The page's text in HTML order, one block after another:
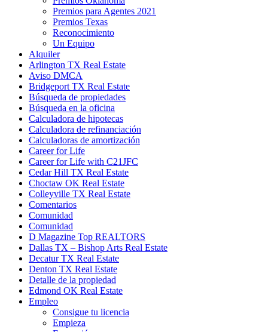
Premios para Agentes 2021
Premios Texas
Reconocimiento
Un Equipo
Alquiler
Arlington TX Real Estate
Aviso DMCA
Bridgeport TX Real Estate
Búsqueda de propiedades
Búsqueda en la oficina
Calculadora de hipotecas
Calculadora de refinanciación
Calculadoras de amortización
Career for Life
Career for Life with C21JFC
Cedar Hill TX Real Estate
Choctaw OK Real Estate
Colleyville TX Real Estate
Comentarios
Comunidad
Comunidad
D Magazine Top REALTORS
Dallas TX – Bishop Arts Real Estate
Decatur TX Real Estate
Denton TX Real Estate
Detalle de la propiedad
Edmond OK Real Estate
Empleo
Consigue tu licencia
Empieza